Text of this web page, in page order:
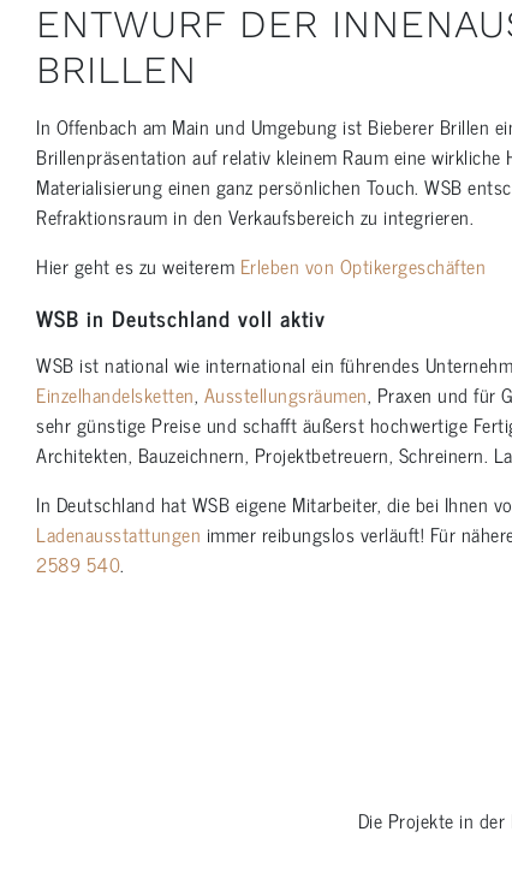
ENTWURF DER
BRILLEN
In Offenbach am Main und Umgebung ist Bieberer Brillen
Brillenpräsentation auf relativ kleinem Raum eine
Materialisierung einen ganz persönlichen Touch. WSB
Refraktionsraum in den Verkaufsbereich zu integrieren.
Hier geht es zu weiterem Erleben von Optikergeschäften
WSB in Deutschland voll aktiv
WSB ist national wie international ein führendes
Einzelhandelsketten, Ausstellungsräumen, Praxen und für
sehr günstige Preise und schafft äußerst hochwertige
Architekten, Bauzeichnern, Projektbetreuern, Schreinern.
In Deutschland hat WSB eigene Mitarbeiter, die bei Ihnen
Ladenausstattungen immer reibungslos verläuft! Für
2589 540.
Die Projekte in